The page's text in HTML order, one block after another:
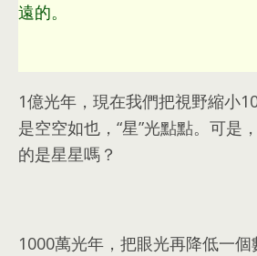
遠的。
1億光年 ， 現在我們把視野縮小
是空空如也 ， “星”光點點。 可是 ，
的是星星嗎？
1000萬光年 ， 把眼光再降低一個